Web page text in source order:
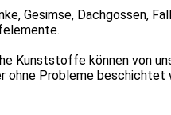
Gesimse, Dachgossen,
Kunststoffe können von
ohne Probleme beschichtet